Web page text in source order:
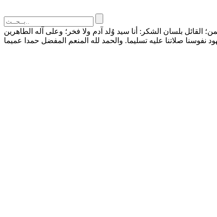
بلسان الشكر: أنا سيد وُلد آدم ولا فخر؛ وعلى آله الطاهرين